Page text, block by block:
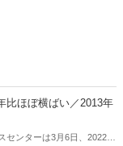
比ほぼ横ばい／2013年
センターは3月6日、2022年